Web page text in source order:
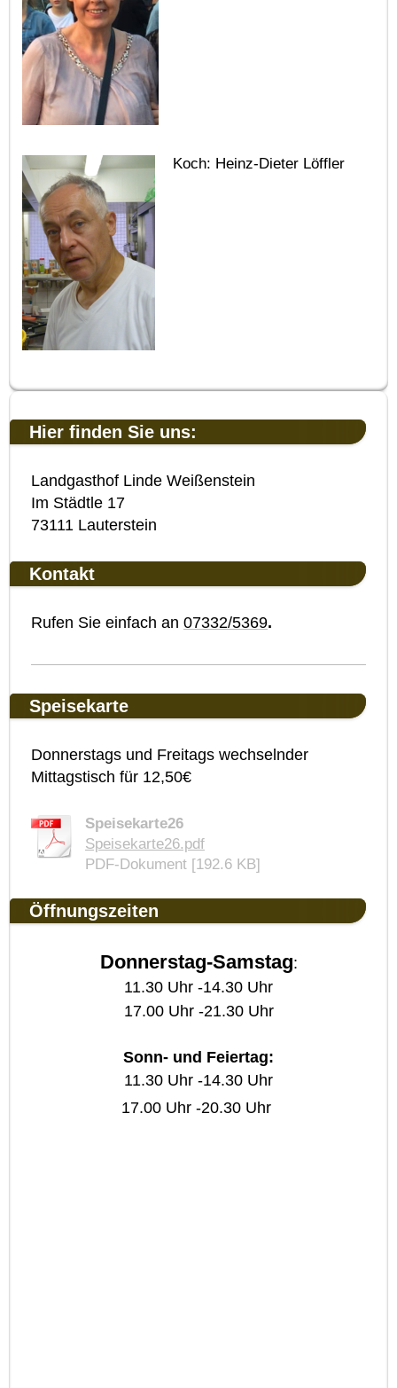
Koch: Heinz-Dieter Löffler
Hier finden Sie uns:
Landgasthof Linde Weißenstein
Im Städtle 17
73111 Lauterstein
Kontakt
Rufen Sie einfach an 07332/5369.
Speisekarte
Donnerstags und Freitags wechselnder
Mittagstisch für 12,50€
Speisekarte26
Speisekarte26.pdf
PDF-Dokument [192.6 KB]
Öffnungszeiten
Donnerstag-Samstag:
11.30 Uhr -14.30 Uhr
17.00 Uhr -21.30 Uhr
Sonn- und Feiertag:
11.30 Uhr -14.30 Uhr
17.00 Uhr -20.30 Uhr